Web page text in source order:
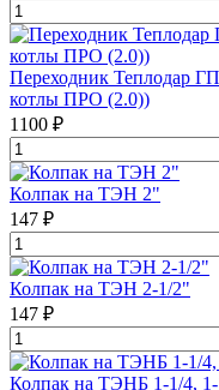
Переходник Теплодар
котлы ПРО (2.0))
1100 ₽
Колпак на ТЭН 2"
147 ₽
Колпак на ТЭН 2-1/2"
147 ₽
Колпак на ТЭНБ 1-1/4, 1-